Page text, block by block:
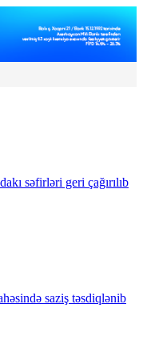
səfirləri geri çağırılıb
saziş təsdiqlənib